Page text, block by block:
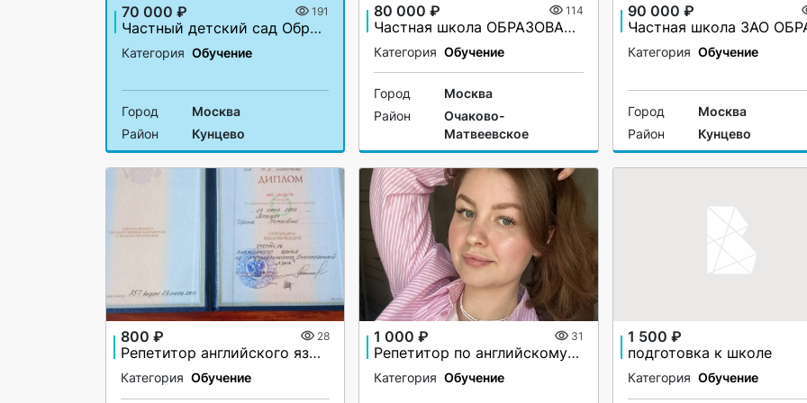
70 000 ₽ 191
Частный детский сад Образование Плюс I
Категория Обучение
Город
Москва
Район
Кунцево
80 000 ₽ 114
Частная школа ОБРАЗОВАНИЕ ПЛЮС...I
Категория Обучение
Город
Москва
Район
Очаково-
Матвеевское
90 000 ₽
Категория Обучение
Город
Москва
Район
Кунцево
800 ₽ 28
Репетитор английского языка
Категория Обучение
1 000 ₽ 31
Репетитор по английскому языку
Категория Обучение
1 500 ₽
подготовка к школе
Категория Обучение